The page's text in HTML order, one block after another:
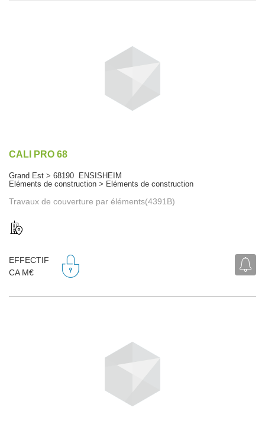
CALI PRO 68
Grand Est > 68190 ENSISHEIM
Eléments de construction > Eléments de construction
Travaux de couverture par éléments(4391B)
EFFECTIF
CA M€